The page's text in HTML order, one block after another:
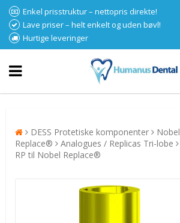
Enkel prisstruktur – nettopris direkte!
Lave priser – helt enkelt og uden bøvl!
Hurtige leveringer
DESS Protetiske komponenter
Nobel
Replace®
Analogues / Replicas Tri-lobe
RP til Nobel Replace®